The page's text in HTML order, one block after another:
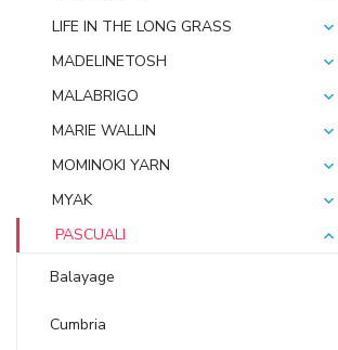
LIFE IN THE LONG GRASS
MADELINETOSH
MALABRIGO
MARIE WALLIN
MOMINOKI YARN
MYAK
PASCUALI
Balayage
Cumbria